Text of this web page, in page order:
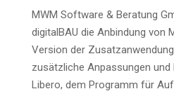
MWM Soft­ware & Bera­tung
digi­tal­BAU die Anbin­dung von
Ver­si­on der
zusätz­li­che Anpas­sun­gen und
Libe­­ro, dem Pro­gramm für